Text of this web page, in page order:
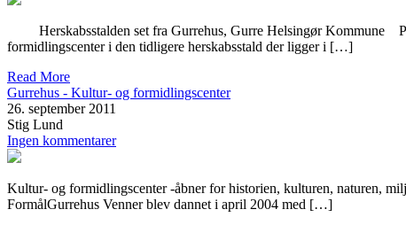
Herskabsstalden set fra Gurrehus, Gurre Helsingør Kommune
formidlingscenter i den tidligere herskabsstald der ligger i […]
Read More
Gurrehus - Kultur- og formidlingscenter
26. september 2011
Stig Lund
Ingen kommentarer
Kultur- og formidlingscenter -åbner for historien, kulturen, naturen,
FormålGurrehus Venner blev dannet i april 2004 med […]